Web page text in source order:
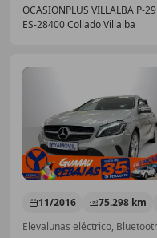
OCASIONPLUS VILLALBA P-29
ES-28400 Collado Villalba
11/2016 75.298 km